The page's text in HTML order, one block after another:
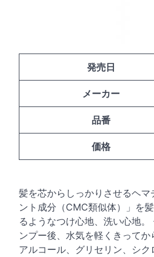
発売日
メーカー
品番
価格
髪を芯からしっかりさせるヘ
ント成分（CMC類似体）」を
るようなつけ心地、洗い心地
ンプー後、水気を軽くきって
アルコール、グリセリン、シ